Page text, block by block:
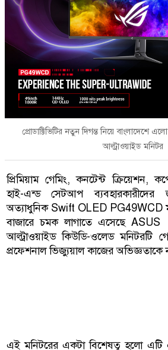
প্রোডাক্টিভিটির নতুন দিগন্ত নিয়ে বাংলাদেশে
আল্ট্রাওয়াইড মনিটর
প্রিমিয়াম গেমিং, কনটেন্ট ক্রিয়েশন,
হাই-এন্ড সেটআপ
অত্যাধুনিক Swift OLED PG49WCD
বাজারে চমক লাগাতে এসেছে
আল্ট্রাওয়াইড কিউডি-ওলেড মনিটরটি
প্রফেশনাল ভিজ্যুয়াল কাজের অভিজ্ঞতাকে
এই মনিটরের একটা বিশেষত্ব হলো এটি